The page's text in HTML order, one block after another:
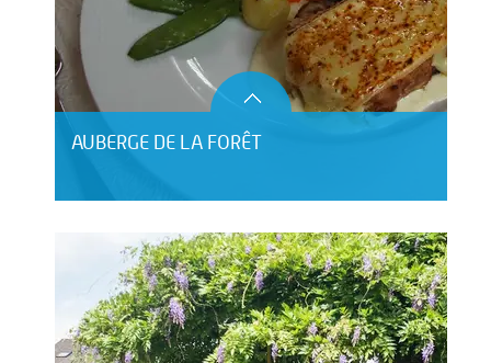
AUBERGE DE LA FORÊT